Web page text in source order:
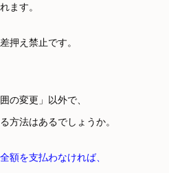
ます。
押え禁止です。
の変更」以外で、
方法はあるでしょうか。
額を支払わなければ、